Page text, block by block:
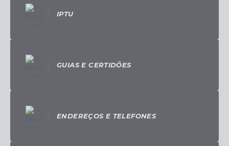
IPTU
GUIAS E CERTIDÕES
ENDEREÇOS E TELEFONES